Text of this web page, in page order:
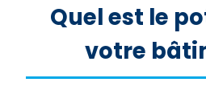
Quel est le
votre